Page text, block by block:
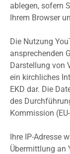
ablegen, sofern
Ihrem Browser
Die Nutzung
ansprechenden
Darstellung von
ein kirchliches
EKD dar. Die
des
Kommission
Ihre IP-Adresse
Übermittlung an